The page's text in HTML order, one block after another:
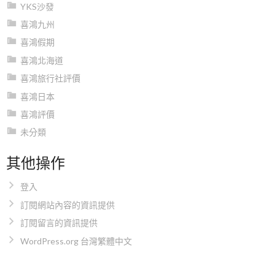
YKS沙發
喜鴻九州
喜鴻假期
喜鴻北海道
喜鴻旅行社評價
喜鴻日本
喜鴻評價
未分類
其他操作
登入
訂閱網站內容的資訊提供
訂閱留言的資訊提供
WordPress.org 台灣繁體中文